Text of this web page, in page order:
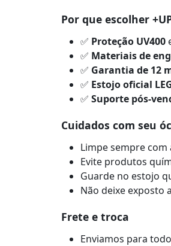
Por que escolher
✅ Proteção UV400
✅ Materiais de
✅ Garantia de 12
✅ Estojo oficial
✅ Suporte pós-
Cuidados com seu
Limpe sempre
Evite produtos
Guarde no estojo
Não deixe exposto
Frete e troca
Enviamos para